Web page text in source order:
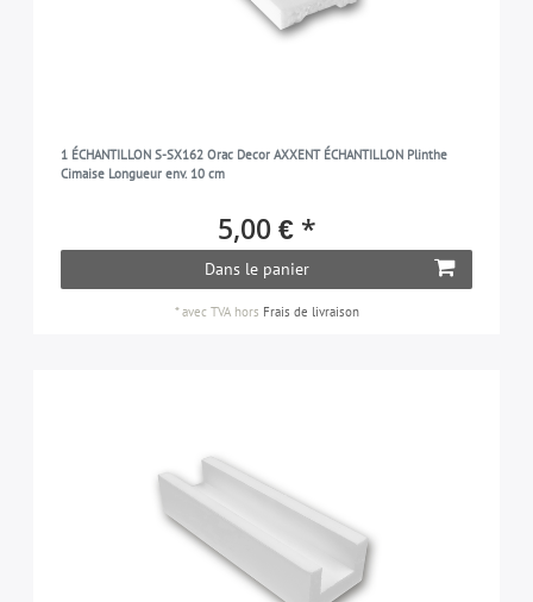
1 ÉCHANTILLON S-SX162 Orac Decor AXXENT ÉCHANTILLON Plinthe
Cimaise Longueur env. 10 cm
5,00 € *
Dans le panier
*avec TVAhors Frais de livraison